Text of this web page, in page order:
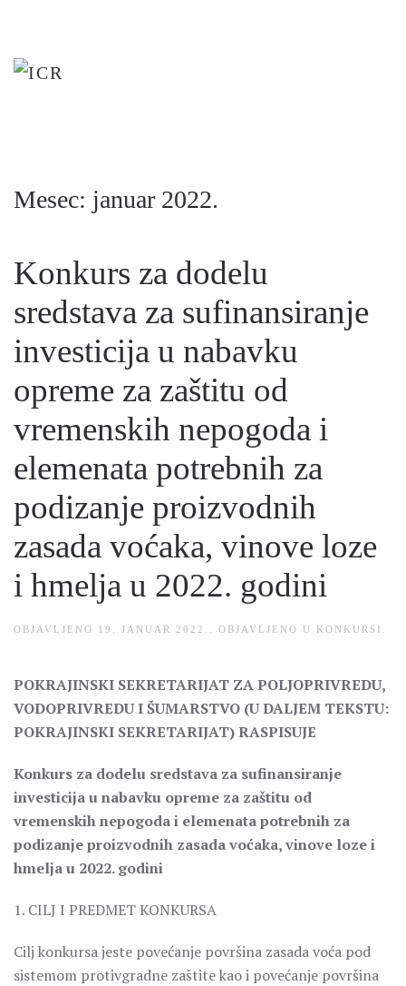
to
Mesec: januar 2022.
Konkurs za dodelu
sredstava za sufinansiranje
investicija u nabavku
opreme za zaštitu od
vremenskih nepogoda i
elemenata potrebnih za
podizanje proizvodnih
zasada voćaka, vinove loze
i hmelja u 2022. godini
OBJAVLJENO 19. JANUAR 2022. . OBJAVLJENO U KONKURSI
POKRAJINSKI SEKRETARIJAT ZA POLJOPRIVREDU,
VODOPRIVREDU I ŠUMARSTVO (U DALJEM TEKSTU:
POKRAJINSKI SEKRETARIJAT) RASPISUJE
Konkurs za dodelu sredstava za sufinansiranje
investicija u nabavku opreme za zaštitu od
vremenskih nepogoda i elemenata potrebnih za
podizanje proizvodnih zasada voćaka, vinove loze i
hmelja u 2022. godini
1. CILJ I PREDMET KONKURSA
Cilj konkursa jeste povećanje površina zasada voća pod
sistemom protivgradne zaštite kao i povećanje površina